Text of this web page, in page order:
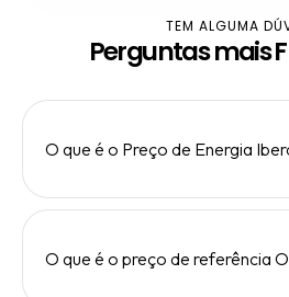
TEM ALGUMA
Perguntas mais
O que é o Preço de Energia
O que é o preço de referência